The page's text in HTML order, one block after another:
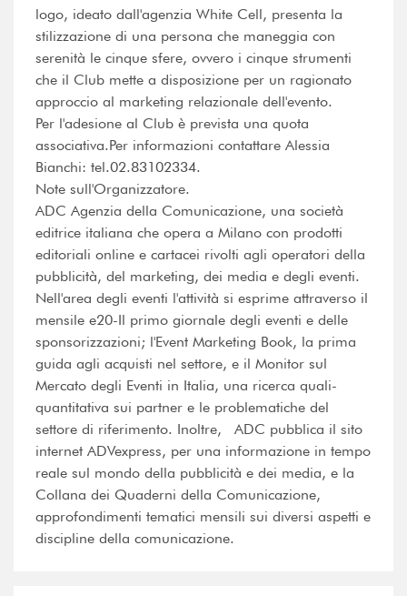
logo, ideato dall'agenzia White Cell, presenta la
stilizzazione di una persona che maneggia con
serenità le cinque sfere, ovvero i cinque strumenti
che il Club mette a disposizione per un ragionato
approccio al marketing relazionale dell'evento.
Per l'adesione al Club è prevista una quota
associativa.Per informazioni contattare Alessia
Bianchi: tel.02.83102334.
Note sull'Organizzatore.
ADC Agenzia della Comunicazione, una società
editrice italiana che opera a Milano con prodotti
editoriali online e cartacei rivolti agli operatori della
pubblicità, del marketing, dei media e degli eventi.
Nell'area degli eventi l'attività si esprime attraverso il
mensile e20-Il primo giornale degli eventi e delle
sponsorizzazioni; l'Event Marketing Book, la prima
guida agli acquisti nel settore, e il Monitor sul
Mercato degli Eventi in Italia, una ricerca quali-
quantitativa sui partner e le problematiche del
settore di riferimento. Inoltre, ADC pubblica il sito
internet ADVexpress, per una informazione in tempo
reale sul mondo della pubblicità e dei media, e la
Collana dei Quaderni della Comunicazione,
approfondimenti tematici mensili sui diversi aspetti e
discipline della comunicazione.